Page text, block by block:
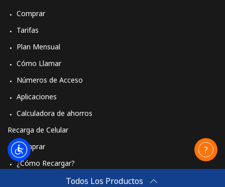
Todos Los Productos
Comprar
Tarifas
Plan Mensual
Cómo Llamar
Números de Acceso
Aplicaciones
Calculadora de ahorros
Recarga de Celular
Comprar
¿Cómo Recargar?